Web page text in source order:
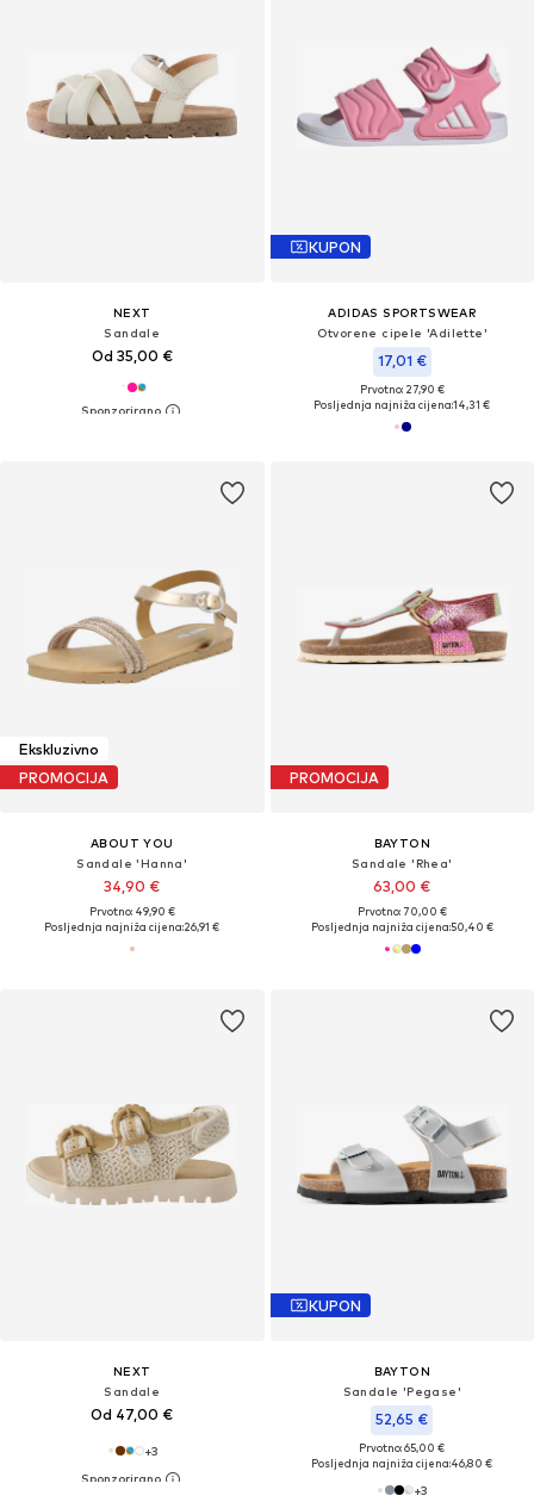
NEXT
Sandale
Od 35,00 €
KUPON
ADIDAS SPORTSWEAR
Otvorene cipele 'Adilette'
17,01 €
Prvotno: 27,90 €
Posljednja najniža cijena:14,31 €
Ekskluzivno
PROMOCIJA
ABOUT YOU
Sandale 'Hanna'
34,90 €
Prvotno: 49,90 €
Posljednja najniža cijena:26,91 €
PROMOCIJA
BAYTON
Sandale 'Rhea'
63,00 €
Prvotno: 70,00 €
Posljednja najniža cijena:50,40 €
NEXT
Sandale
Od 47,00 €
+3
KUPON
BAYTON
Sandale 'Pegase'
52,65 €
Prvotno: 65,00 €
Posljednja najniža cijena:46,80 €
+3